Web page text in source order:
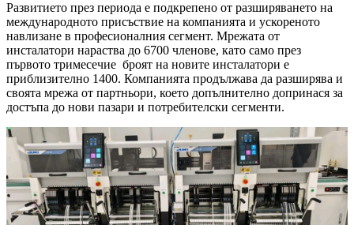
Развитието през периода е подкрепено от разширяването на
международното присъствие на компанията и ускореното
навлизане в професионалния сегмент. Мрежата от
инсталатори нараства до 6700 членове, като само през
първото тримесечие броят на новите инсталатори е
приблизително 1400. Компанията продължава да разширява и
своята мрежа от партньори, което допълнително допринася за
достъпа до нови пазари и потребителски сегменти.